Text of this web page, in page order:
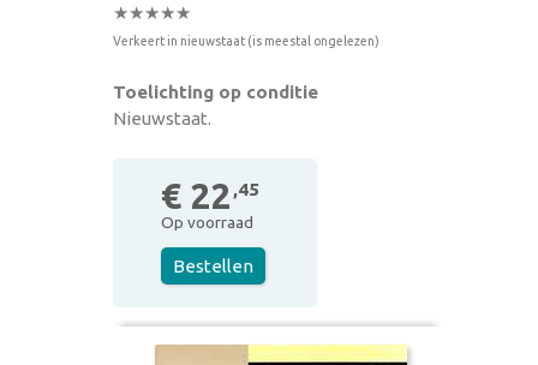
★★★★★
Verkeert in nieuwstaat (is meestal ongelezen)
Toelichting op conditie
Nieuwstaat.
€ 22 ,45
Op voorraad
Bestellen